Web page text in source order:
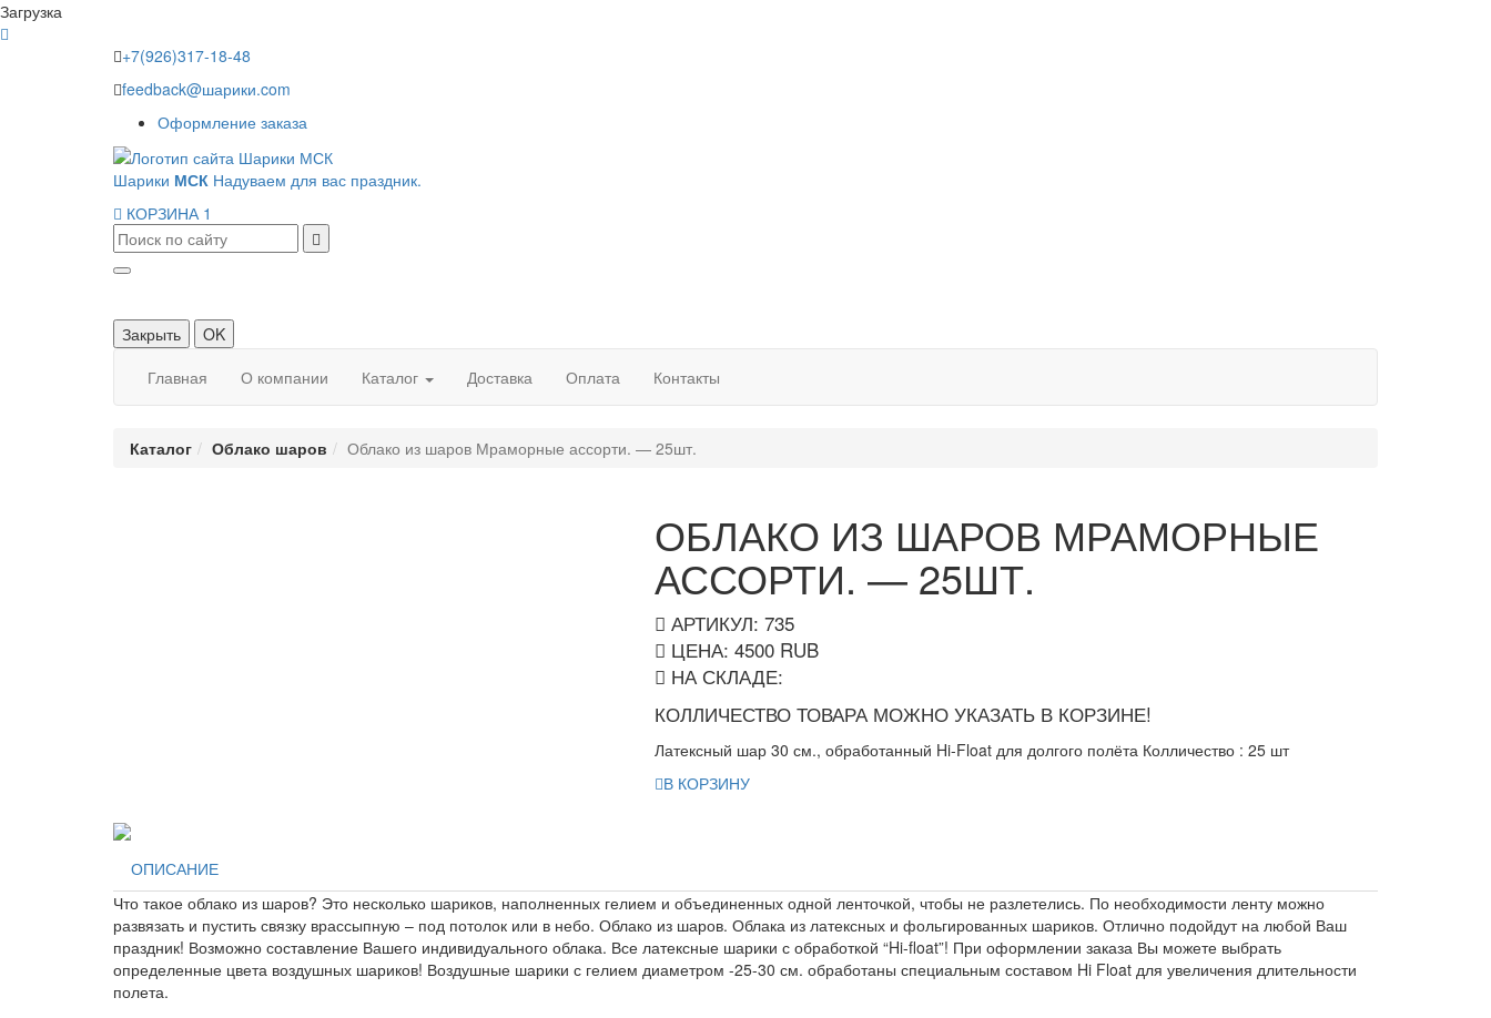
Загрузка
+7(926)317-18-48
feedback@шарики.com
Оформление заказа
Шарики МСК Надуваем для вас праздник.
КОРЗИНА 1
Закрыть
OK
Главная
О компании Каталог Доставка Оплата Контакты
Каталог Облако шаров Облако из шаров Мраморные ассорти. — 25шт.
ОБЛАКО ИЗ ШАРОВ МРАМОРНЫЕ
АССОРТИ. — 25ШТ.
АРТИКУЛ: 735
ЦЕНА: 4500 RUB
НА СКЛАДЕ:
КОЛЛИЧЕСТВО ТОВАРА МОЖНО УКАЗАТЬ В КОРЗИНЕ!
Латексный шар 30 см., обработанный Hi-Float для долгого полёта Колличество : 25 шт
В КОРЗИНУ
ОПИСАНИЕ
Что такое облако из шаров? Это несколько шариков, наполненных гелием и объединенных одной ленточкой, чтобы не разлетелись. По необходимости ленту можно
развязать и пустить связку врассыпную – под потолок или в небо. Облако из шаров. Облака из латексных и фольгированных шариков. Отлично подойдут на любой Ваш
праздник! Возможно составление Вашего индивидуального облака. Все латексные шарики с обработкой “Hi-float”! При оформлении заказа Вы можете выбрать
определенные цвета воздушных шариков! Воздушные шарики с гелием диаметром -25-30 см. обработаны специальным составом Hi Float для увеличения длительности
полета.